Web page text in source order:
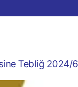
Tebliğ 2024/6